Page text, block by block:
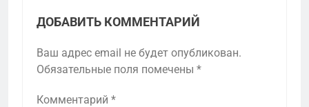
ДОБАВИТЬ КОММЕНТАРИЙ
Ваш адрес email не будет опубликован.
Обязательные поля помечены *
Комментарий *